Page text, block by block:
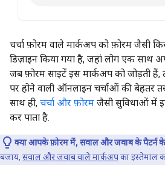
चर्चा फ़ोरम वाले मार्कअप को फ़ोरम जैसी
डिज़ाइन किया गया है, जहां लोग एक साथ
जब फ़ोरम साइटें इस मार्कअप को जोड़ती हैं,
पर होने वाली ऑनलाइन चर्चाओं की बेहतर
साथ ही, चर्चा और फ़ोरम जैसी सुविधाओं में
कर पाता है.
क्या आपके फ़ोरम में, सवाल और जवाब के पैटर्न के
बजाय, सवाल और जवाब वाले मार्कअपका इस्तेमाल